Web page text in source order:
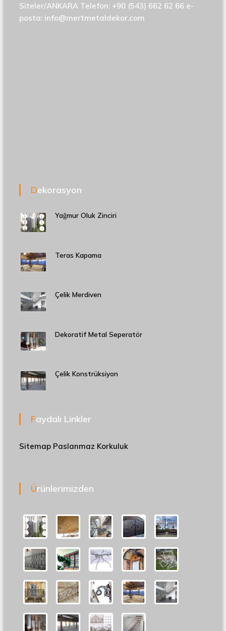
Siteler/ANKARA Telefon: +90 (543) 662 62 66 e-
posta: info@mertmetaldekor.com
Dekorasyon
Yağmur Oluk Zinciri
Teras Kapama
Çelik Merdiven
Dekoratif Metal Seperatör
Çelik Konstrüksiyon
Faydalı Linkler
Sitemap Paslanmaz Korkuluk
Ürünlerimizden